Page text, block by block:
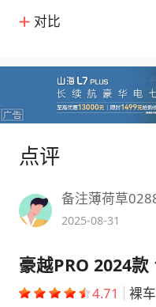
对比
点评
备注薄荷草
2025-08-31
豪越PRO 2024款
4.71 裸